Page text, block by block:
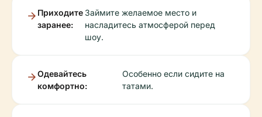
Приходите
заранее:
Займите желаемое место и
насладитесь атмосферой перед
шоу.
Одевайтесь
комфортно:
Особенно если сидите на
татами.